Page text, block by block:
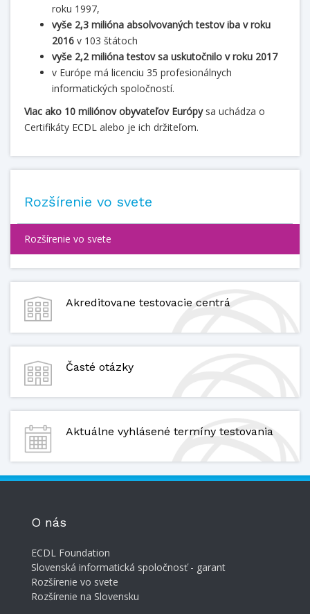
roku 1997,
vyše 2,3 milióna absolvovaných testov iba v roku
2016 v 103 štátoch
vyše 2,2 milióna testov sa uskutočnilo v roku 2017
v Európe má licenciu 35 profesionálnych
informatických spoločností.
Viac ako 10 miliónov obyvateľov Európysa uchádza o
Certifikáty ECDL alebo je ich držiteľom.
Rozšírenie vo svete
Rozšírenie vo svete
Akreditovane testovacie centrá
Časté otázky
Aktuálne vyhlásené termíny testovania
O nás
ECDL Foundation
Slovenská informatická spoločnosť - garant
Rozšírenie vo svete
Rozšírenie na Slovensku